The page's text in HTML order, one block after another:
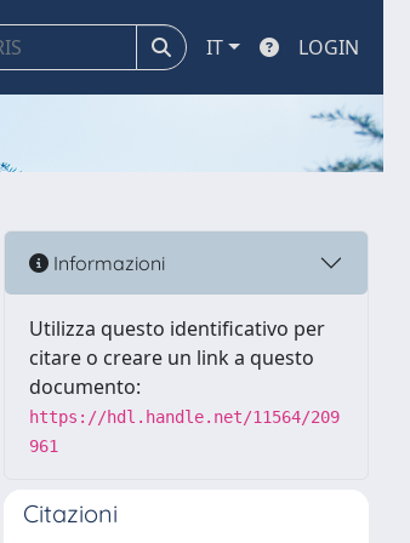
IT LOGIN
Informazioni
Utilizza questo identificativo per
citare o creare un link a questo
documento:
https://hdl.handle.net/11564/209
961
Citazioni